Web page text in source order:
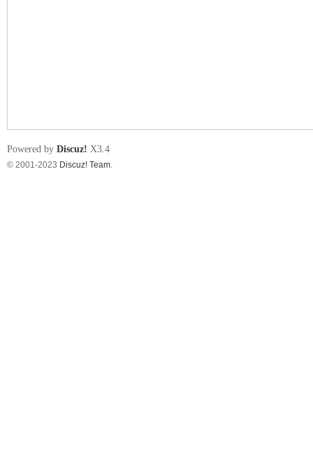
Powered by Discuz! X3.4
© 2001-2023 Discuz! Team.